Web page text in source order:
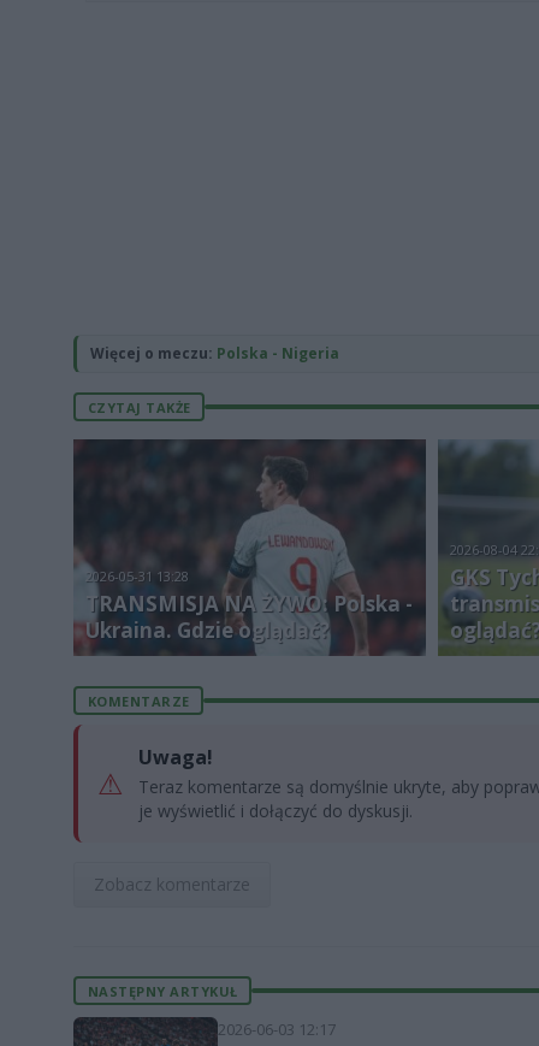
Więcej o meczu: Polska - Nigeria
CZYTAJ TAKŻE
2026-05-31 13:28
TRANSMISJA NA ŻYWO: Polska -
Ukraina. Gdzie oglądać?
2026-08-04
GKS
KOMENTARZE
⚠
Uwaga!
Teraz komentarze są domyślnie ukryte, aby
je wyświetlić i dołączyć do dyskusji.
Zobacz komentarze
NASTĘPNY ARTYKUŁ
2026-06-03 12:17